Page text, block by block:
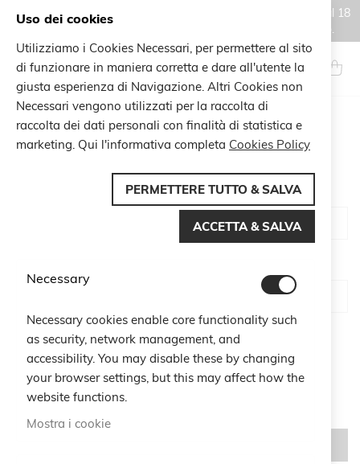
Gli ordini effettuati durante il periodo di chiusura estiva, dal 6 al 18
agosto, saranno processati e spediti a partire dal 19 agosto.
Salta
al
contenuto
Search
CUSTOMER LOGIN
Show Password
Uso dei cookies
Utilizziamo i Cookies Necessari, per permettere al sito
di funzionare in maniera corretta e dare all'utente la
giusta esperienza di Navigazione. Altri Cookies non
Necessari vengono utilizzati per la raccolta di
raccolta dei dati personali con finalità di statistica e
marketing. Qui l'informativa completa Cookies Policy
PERMETTERE TUTTO & SALVA
ACCETTA & SALVA
Necessary
Necessary cookies enable core functionality such
as security, network management, and
accessibility. You may disable these by changing
your browser settings, but this may affect how the
website functions.
Mostra i cookie